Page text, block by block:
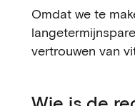
Omdat we te
vertrouwen van